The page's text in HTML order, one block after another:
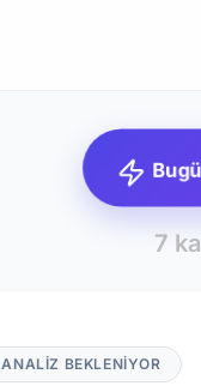
7
ANALİZ BEKLENİYOR